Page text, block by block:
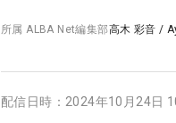
所属ALBA Net編集部高木 彩音 /
配信日時： 2024年10月24日